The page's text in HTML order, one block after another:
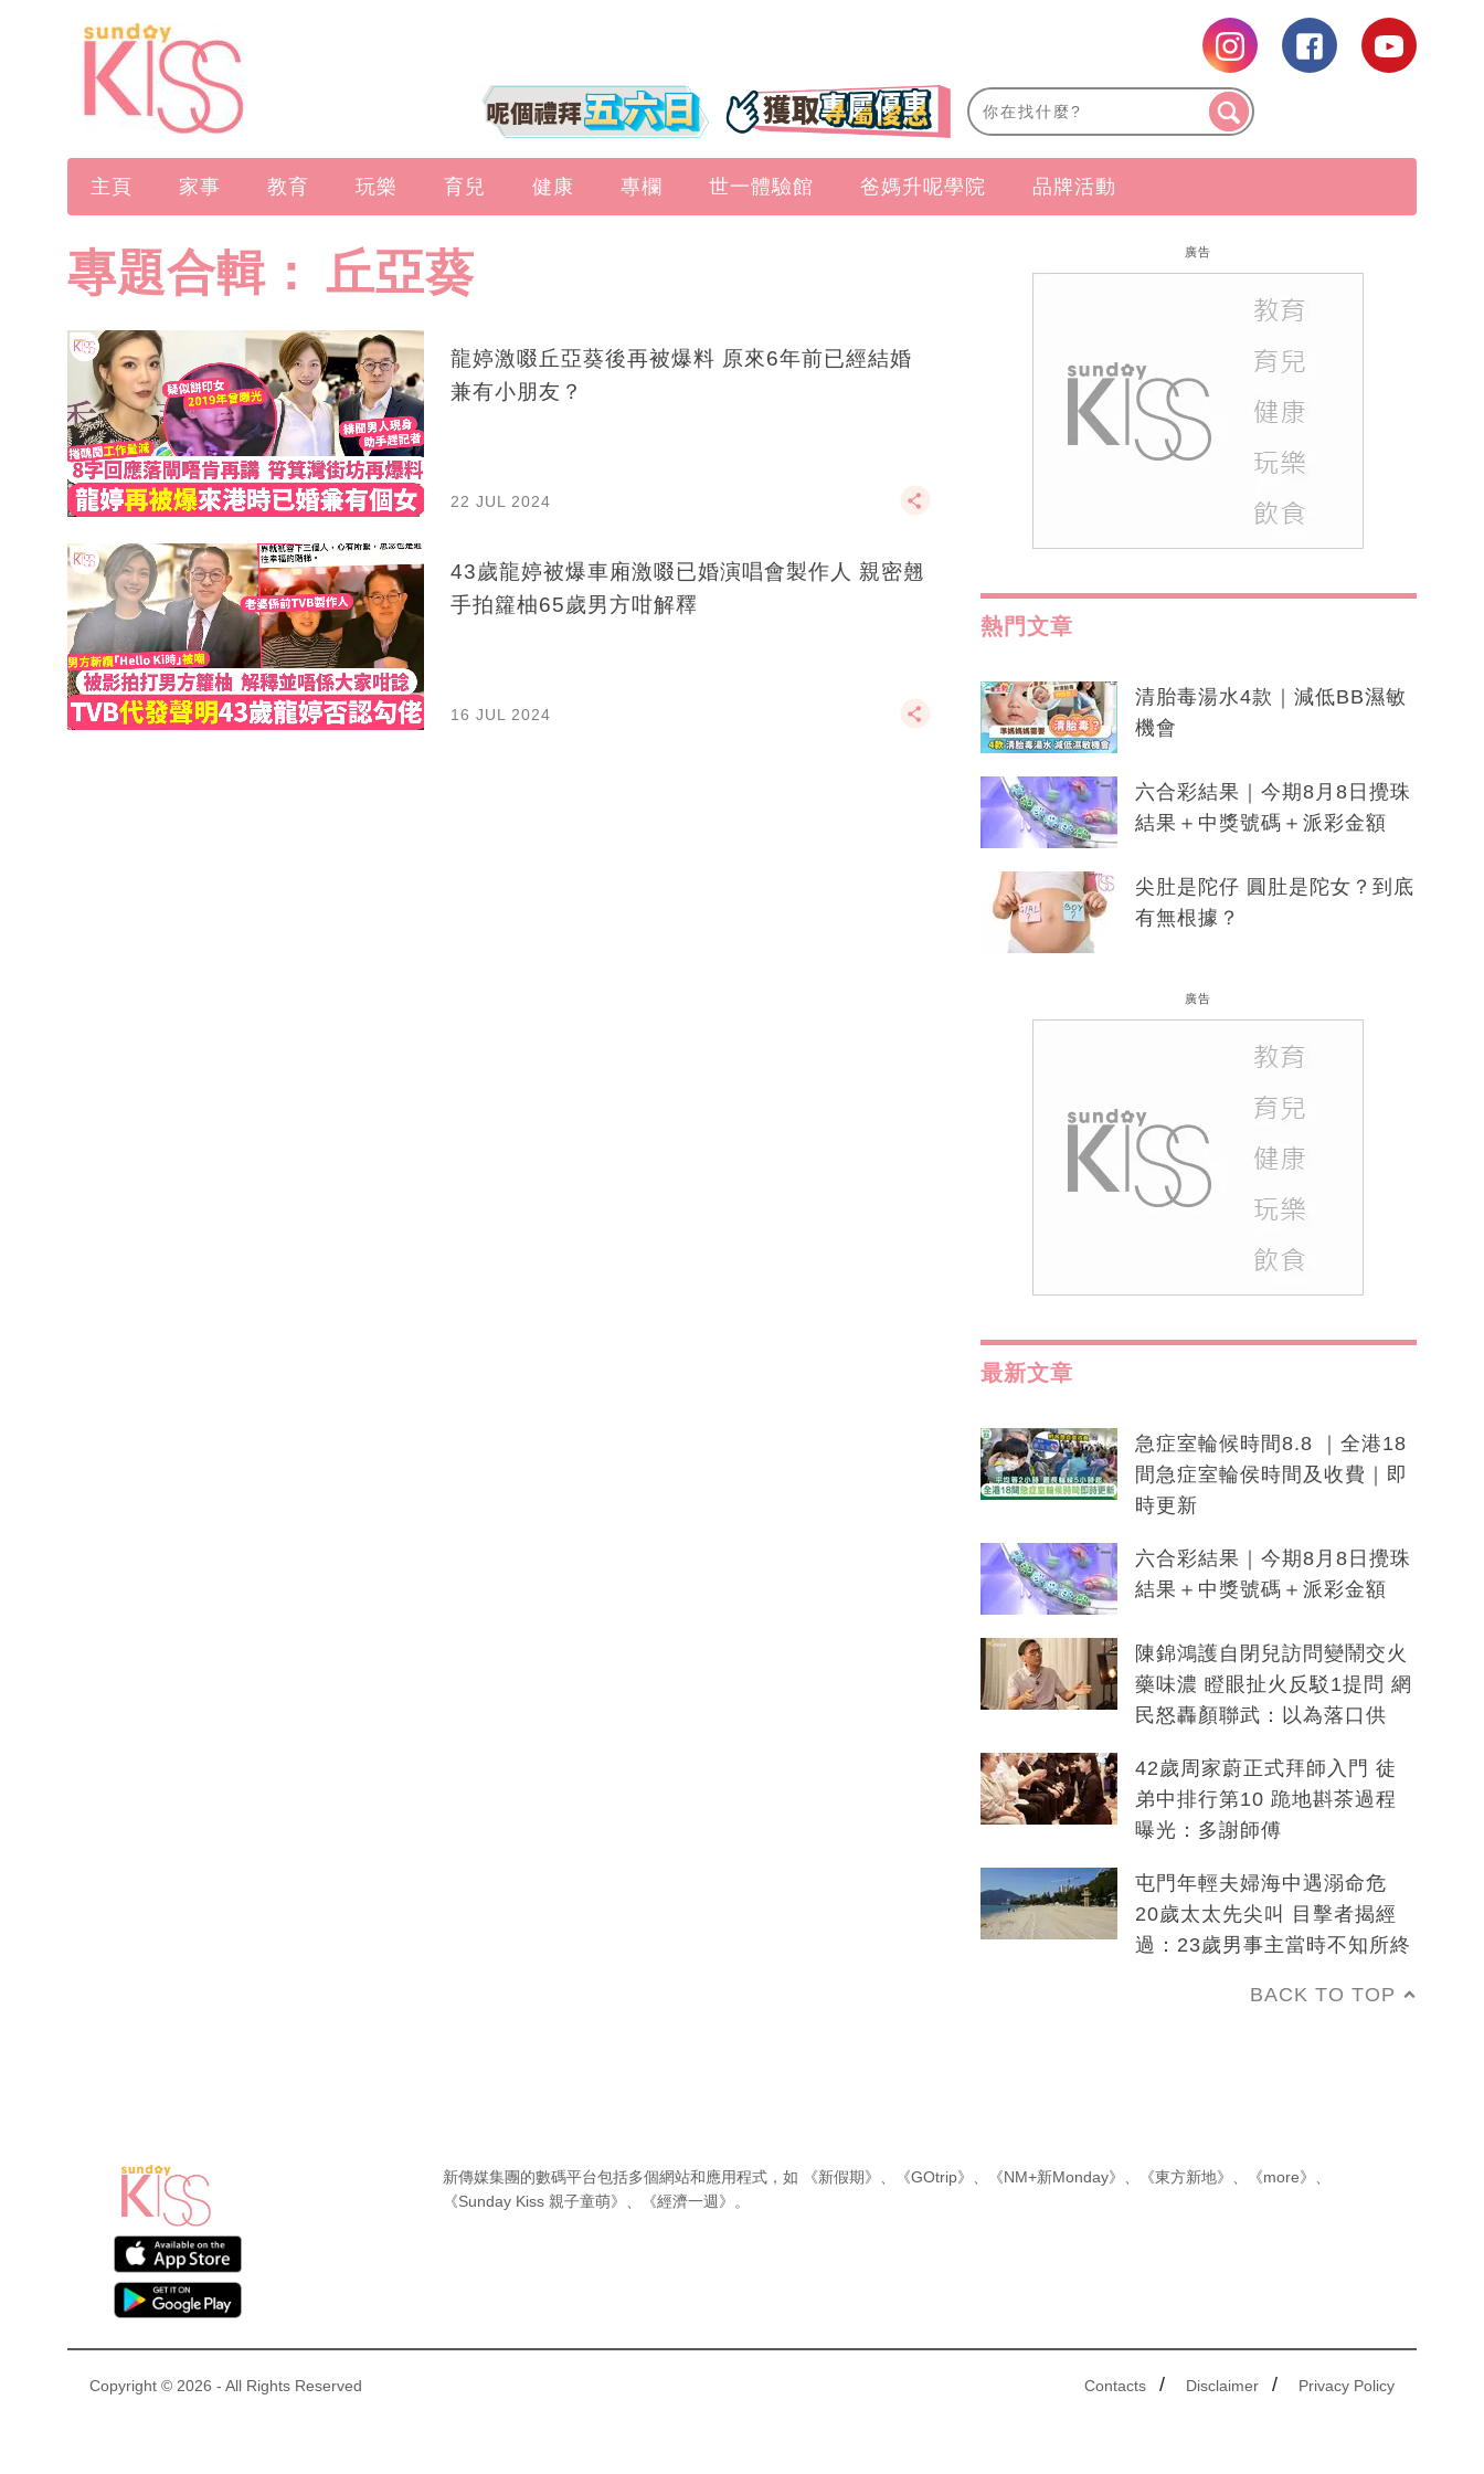
主頁 家事 教育 玩樂 育兒 健康 專欄 世一體驗館 爸媽升呢學院 品牌活動
專題合輯： 丘亞葵
龍婷激啜丘亞葵後再被爆料 原來6年前已經結婚
兼有小朋友？
22 JUL 2024
43歲龍婷被爆車廂激啜已婚演唱會製作人 親密翹
手拍籮柚65歲男方咁解釋
16 JUL 2024
廣告
熱門文章
清胎毒湯水4款｜減低BB濕敏
機會
六合彩結果｜今期8月8日攪珠
結果＋中獎號碼＋派彩金額
尖肚是陀仔 圓肚是陀女？到底
有無根據？
廣告
最新文章
急症室輪候時間8.8 ｜全港18
間急症室輪侯時間及收費｜即
時更新
六合彩結果｜今期8月8日攪珠
結果＋中獎號碼＋派彩金額
陳錦鴻護自閉兒訪問變鬧交火
藥味濃 瞪眼扯火反駁1提問 網
民怒轟顏聯武：以為落口供
42歲周家蔚正式拜師入門 徒
弟中排行第10 跪地斟茶過程
曝光：多謝師傅
屯門年輕夫婦海中遇溺命危
20歲太太先尖叫 目擊者揭經
過：23歲男事主當時不知所終
BACK TO TOP
新傳媒集團的數碼平台包括多個網站和應用程式，如 《新假期》 《GOtrip》 《NM+新Monday》 《東方新地》 《more》
《Sunday Kiss 親子童萌》
《經濟一週》 。
Contacts / Disclaimer / Privacy Policy
Copyright © 2026 - All Rights Reserved